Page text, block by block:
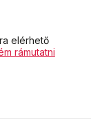
elérhető
rámutatni